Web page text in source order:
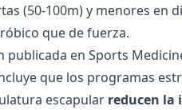
(50-100m) y menores en
que de fuerza.
publicada en Sports
que los programas
escapular reducen la